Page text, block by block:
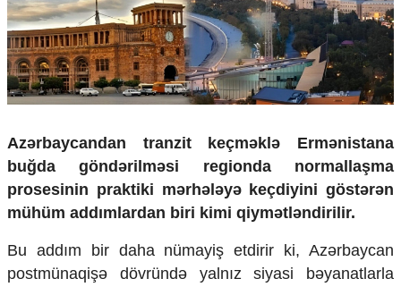
Çarpaz baxış
Təhlil
Siyasi
Geosiyasi
İqtisadi
Araşdırma
Multimedia
Foto
İnfoqrafika
Podcast
Azərbaycandan tranzit keçməklə Ermənistana
buğda göndərilməsi regionda normallaşma
prosesinin praktiki mərhələyə keçdiyini göstərən
mühüm addımlardan biri kimi qiymətləndirilir.
Bu addım bir daha nümayiş etdirir ki, Azərbaycan
postmünaqişə dövründə yalnız siyasi bəyanatlarla